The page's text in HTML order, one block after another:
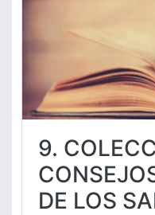
9.
DE LOS